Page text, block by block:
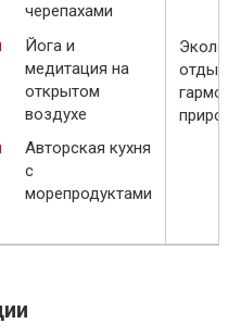
черепахами
Йога и
медитация на
открытом
воздухе
Авторская кухня
с
морепродуктами
отдых в